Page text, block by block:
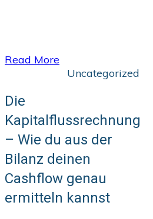
​Read More
Uncategorized
Die
Kapitalflussrechnung
– Wie du aus der
Bilanz deinen
Cashflow genau
ermitteln kannst